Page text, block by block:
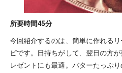
所要時間45分
今回紹介するのは、簡単に作れる
ピです。日持ちがして、翌日の方
レゼントにも最適。バターたっぷ